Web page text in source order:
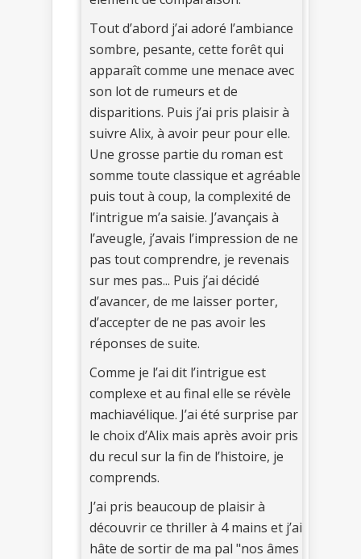
Tout d’abord j’ai adoré l’ambiance
sombre, pesante, cette forêt qui
apparaît comme une menace avec
son lot de rumeurs et de
disparitions. Puis j’ai pris plaisir à
suivre Alix, à avoir peur pour elle.
Une grosse partie du roman est
somme toute classique et agréable
puis tout à coup, la complexité de
l’intrigue m’a saisie. J’avançais à
l’aveugle, j’avais l’impression de ne
pas tout comprendre, je revenais
sur mes pas... Puis j’ai décidé
d’avancer, de me laisser porter,
d’accepter de ne pas avoir les
réponses de suite.
Comme je l’ai dit l’intrigue est
complexe et au final elle se révèle
machiavélique. J’ai été surprise par
le choix d’Alix mais après avoir pris
du recul sur la fin de l’histoire, je
comprends.
J’ai pris beaucoup de plaisir à
découvrir ce thriller à 4 mains et j’ai
hâte de sortir de ma pal "nos âmes